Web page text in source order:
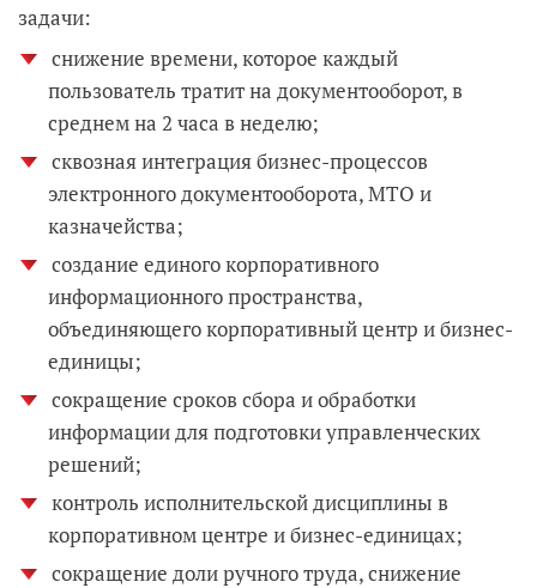
задачи:
снижение времени, которое каждый
пользователь тратит на документооборот, в
среднем на 2 часа в неделю;
сквозная интеграция бизнес-процессов
электронного документооборота, МТО и
казначейства;
создание единого корпоративного
информационного пространства,
объединяющего корпоративный центр и бизнес-
единицы;
сокращение сроков сбора и обработки
информации для подготовки управленческих
решений;
контроль исполнительской дисциплины в
корпоративном центре и бизнес-единицах;
сокращение доли ручного труда, снижение